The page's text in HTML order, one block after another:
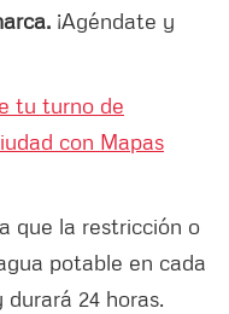
¡Agéndate y
tu turno de
con Mapas
que la restricción o
potable en cada
24 horas.